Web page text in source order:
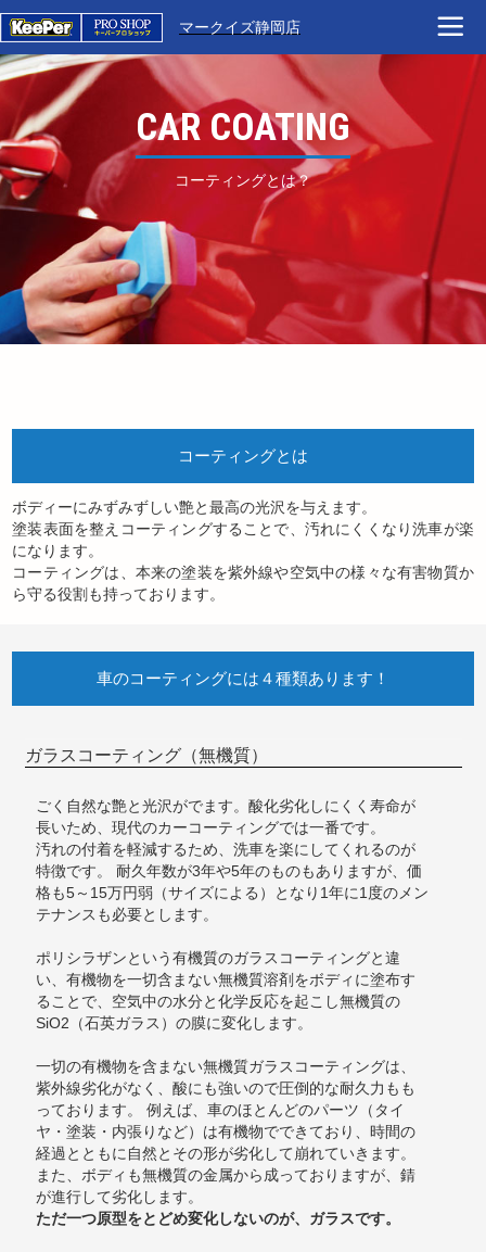
マークイズ静岡店
CAR COATING
コーティングとは？
コーティングとは
ボディーにみずみずしい艶と最高の光沢を与えます。
塗装表面を整えコーティングすることで、汚れにくくなり洗車が楽
になります。
コーティングは、本来の塗装を紫外線や空気中の様々な有害物質か
ら守る役割も持っております。
車のコーティングには４種類あります！
ガラスコーティング（無機質）
ごく自然な艶と光沢がでます。酸化劣化しにくく寿命が
長いため、現代のカーコーティングでは一番です。
汚れの付着を軽減するため、洗車を楽にしてくれるのが
特徴です。 耐久年数が3年や5年のものもありますが、価
格も5～15万円弱（サイズによる）となり1年に1度のメン
テナンスも必要とします。
ポリシラザンという有機質のガラスコーティングと違
い、有機物を一切含まない無機質溶剤をボディに塗布す
ることで、空気中の水分と化学反応を起こし無機質の
SiO2（石英ガラス）の膜に変化します。
一切の有機物を含まない無機質ガラスコーティングは、
紫外線劣化がなく、酸にも強いので圧倒的な耐久力もも
っております。 例えば、車のほとんどのパーツ（タイ
ヤ・塗装・内張りなど）は有機物でできており、時間の
経過とともに自然とその形が劣化して崩れていきます。
また、ボディも無機質の金属から成っておりますが、錆
が進行して劣化します。
ただ一つ原型をとどめ変化しないのが、ガラスです。